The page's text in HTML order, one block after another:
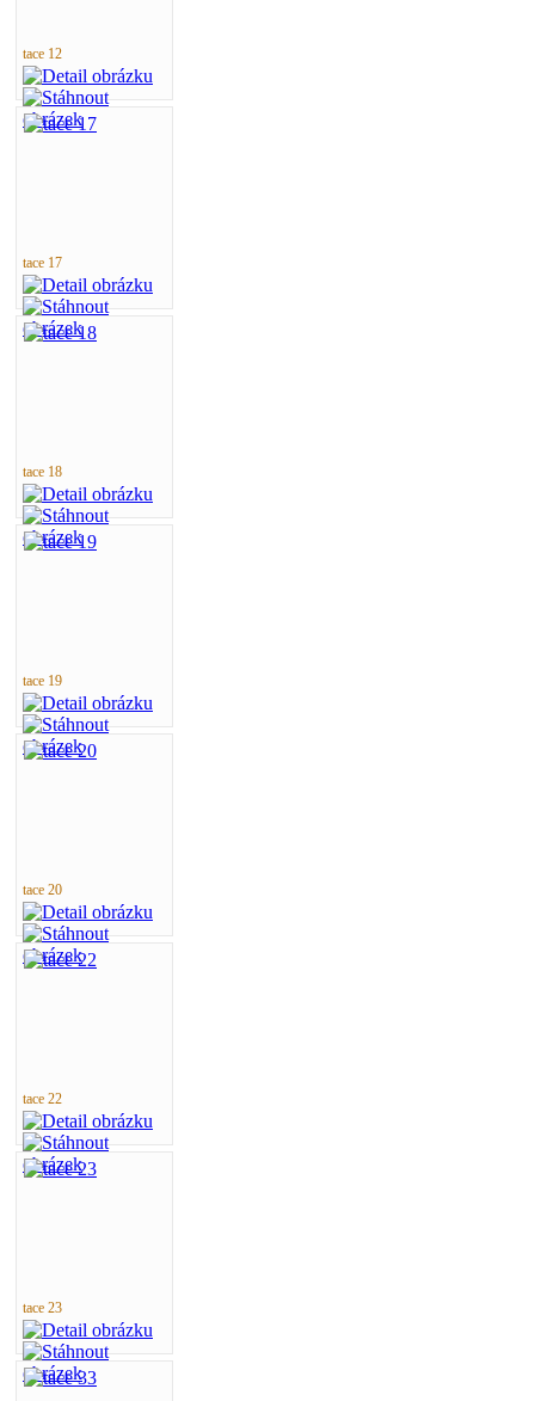
tace 12
tace 17
tace 18
tace 19
tace 20
tace 22
tace 23